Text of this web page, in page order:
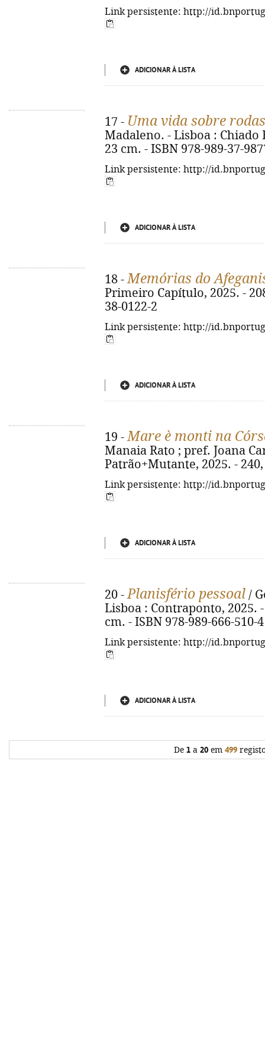
Link persistente: http://
ADICIONAR À LISTA
17 - Uma vida sobre rodas
Madaleno. - Lisboa : Chiado
23 cm. - ISBN 978-989-37-
Link persistente: http://
ADICIONAR À LISTA
18 -Memórias do
Primeiro Capítulo, 2025. -
38-0122-2
Link persistente: http://
ADICIONAR À LISTA
19 -Mare è monti na
Manaia Rato ; pref. Joana
Patrão+Mutante, 2025. -
Link persistente: http://
ADICIONAR À LISTA
20 -Planisfério pessoal /
Lisboa : Contraponto, 2025.
cm. - ISBN 978-989-666-510-4
Link persistente: http://
ADICIONAR À LISTA
De 1 a 20 em 499